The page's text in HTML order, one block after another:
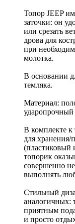
Топор JEEP
заточки: он
или срезать
дрова для
при
молотка.
В основании
темляка.
Материал:
В комплекте к
для
топорик
совершенно
выполнять
Стильный
аналогичных:
приятным
и просто